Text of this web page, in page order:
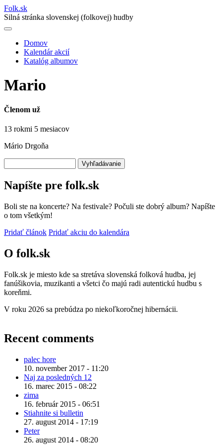
Folk.sk
Silná stránka slovenskej (folkovej) hudby
Main
navigation
Domov
Kalendár akcií
Katalóg albumov
Mario
Členom už
13 rokmi 5 mesiacov
Mário Drgoňa
Napíšte pre folk.sk
Boli ste na koncerte? Na festivale? Počuli ste dobrý album? Napíšte
o tom všetkým!
Pridať článok Pridať akciu do kalendára
O folk.sk
Folk.sk je miesto kde sa stretáva slovenská folková hudba, jej
fanúšikovia, muzikanti a všetci čo majú radi autentickú hudbu s
koreňmi.
V roku 2026 sa prebúdza po niekoľkoročnej hibernácii.
Recent comments
palec hore
10. november 2017 - 11:20
Naj za posledných 12
16. marec 2015 - 08:22
zima
16. február 2015 - 06:51
Stiahnite si bulletin
27. august 2014 - 17:19
Peter
26. august 2014 - 08:20